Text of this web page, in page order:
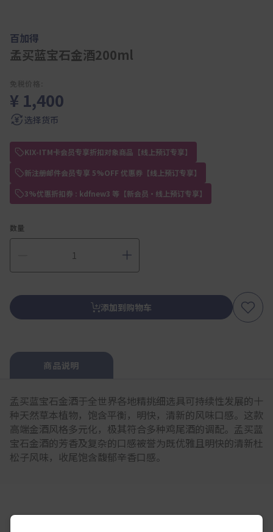
百加得
孟买蓝宝石金酒200ml
¥ 1,400
选择货币
KIX-ITM卡会员专享折扣对象商品【线上预订专享】
新注册邮件会员专享 5%OFF 优惠券【线上预订专享】
3%优惠折扣券 : kdfnew3 等【新会员・线上预订专享】
数量
添加到购物车
商品说明
孟买蓝宝石金酒于全世界各地精挑细选具可持续性发展的十
种天然草本植物，饱含平衡，明快，清新的风味口感。这款
高端金酒风格多元化，极其符合多种鸡尾酒的调配。孟买蓝
宝石金酒的芳香及复杂的口感被誉为既优雅且明快的清新杜
松子风味，收尾饱含馥郁辛香口感。